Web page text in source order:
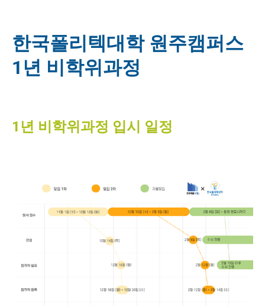
한국폴리텍대학 원주캠퍼스
1년 비학위과정
1년 비학위과정 입시 일정